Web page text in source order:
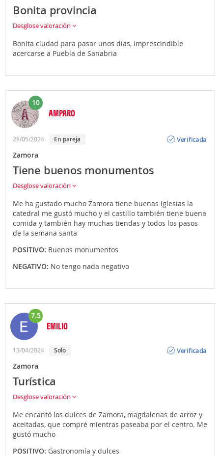
Bonita provincia
Desglose valoración
Bonita ciudad para pasar unos días, imprescindible
acercarse a Puebla de Sanabria
10
AMPARO
28/05/2024 En pareja
Verificada
Zamora
Tiene buenos monumentos
Desglose valoración
Me ha gustado mucho Zamora tiene buenas iglesias la
catedral me gustó mucho y el castillo también tiene buena
comida y también hay muchas tiendas y todos los pasos
de la semana santa
POSITIVO: Buenos monumentos
NEGATIVO: No tengo nada negativo
7.5
EMILIO
13/04/2024 Solo
Verificada
Zamora
Turística
Desglose valoración
Me encantó los dulces de Zamora, magdalenas de arroz y
aceitadas, que compré mientras paseaba por el centro. Me
gustó mucho
POSITIVO: Gastronomía y dulces